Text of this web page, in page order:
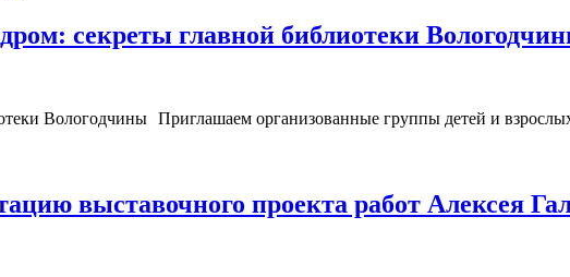
секреты главной библиотеки
Приглашаем организованные группы детей и
выставочного проекта работ Алексея